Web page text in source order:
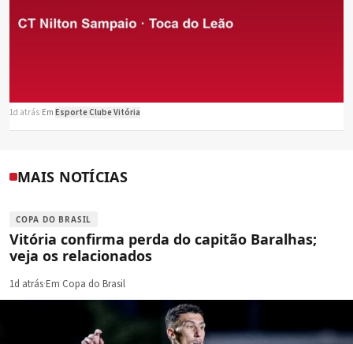
1d atrás Em Esporte Clube Vitória
MAIS NOTÍCIAS
COPA DO BRASIL
Vitória confirma perda do capitão Baralhas;
veja os relacionados
1d atrás·Em Copa do Brasil